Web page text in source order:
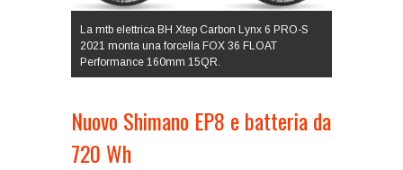
La mtb elettrica BH Xtep Carbon Lynx 6 PRO-S
2021 monta una forcella FOX 36 FLOAT
Performance 160mm 15QR.
Nuovo Shimano EP8 e batteria da
720 Wh